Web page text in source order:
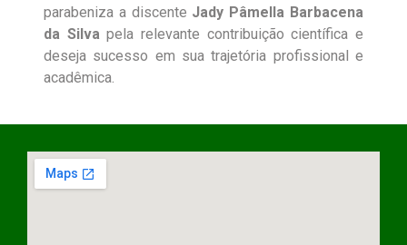
parabeniza a discente Jady Pâmella Barbacena
da Silva pela relevante contribuição científica e
deseja sucesso em sua trajetória profissional e
acadêmica.